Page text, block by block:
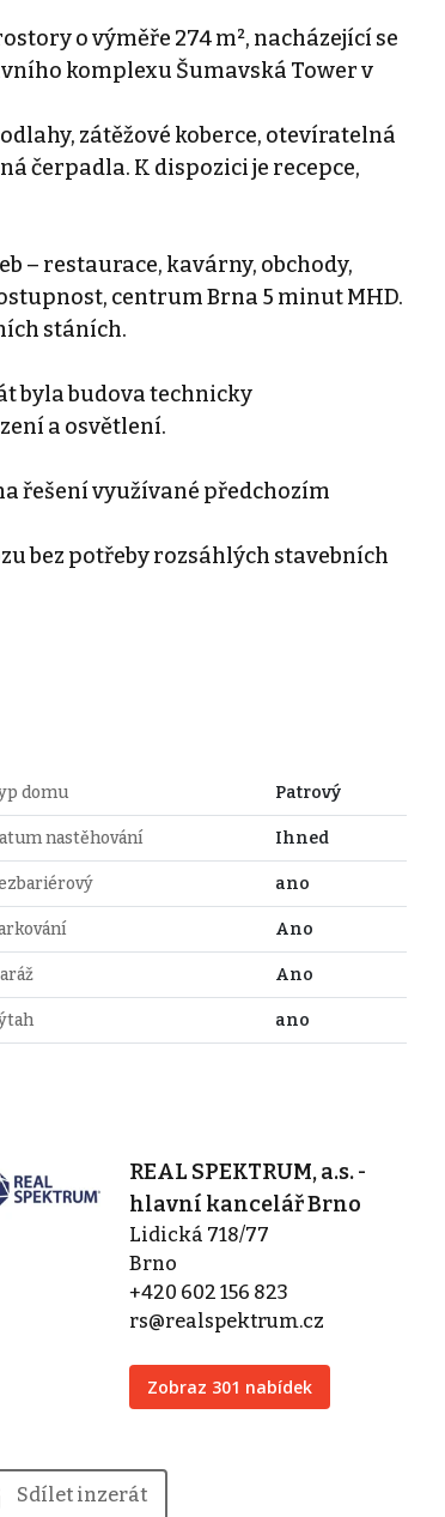
o výměře 274 m², nacházející se
komplexu Šumavská Tower v
zátěžové koberce, otevíratelná
čerpadla. K dispozici je recepce,
– restaurace, kavárny, obchody,
centrum Brna 5 minut MHD.
stáních.
byla budova technicky
a osvětlení.
řešení využívané předchozím
bez potřeby rozsáhlých stavebních
domu Patrový
nastěhování Ihned
ano
Ano
Ano
ano
REAL SPEKTRUM, a.s. -
hlavní kancelář Brno
Lidická 718/77
Brno
+420 602 156 823
rs@realspektrum.cz
Zobraz 301 nabídek
Sdílet inzerát